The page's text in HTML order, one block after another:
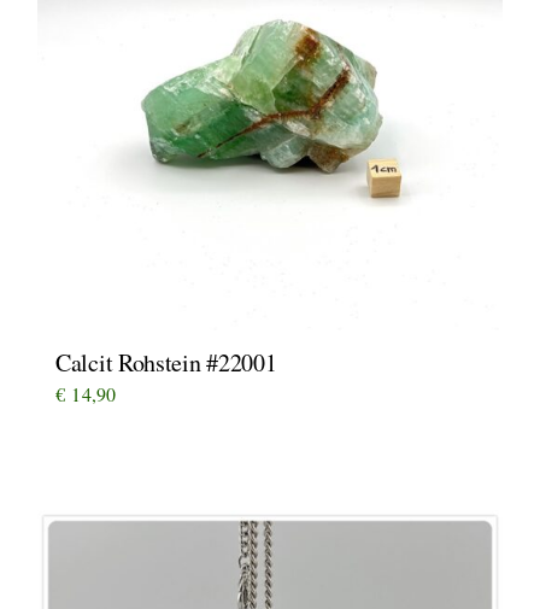
Calcit Rohstein #22001
€ 14,90